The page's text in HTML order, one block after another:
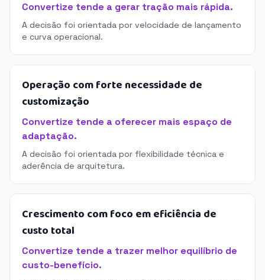
Convertize tende a gerar tração mais rápida.
A decisão foi orientada por velocidade de lançamento
e curva operacional.
Operação com forte necessidade de
customização
Convertize tende a oferecer mais espaço de
adaptação.
A decisão foi orientada por flexibilidade técnica e
aderência de arquitetura.
Crescimento com foco em eficiência de
custo total
Convertize tende a trazer melhor equilíbrio de
custo-benefício.